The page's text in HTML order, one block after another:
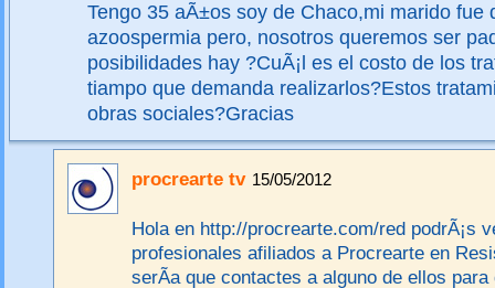
Tengo 35 aÃ±os soy de Chaco,mi marido fue
azoospermia pero, nosotros queremos ser
posibilidades hay ?CuÃ¡l es el costo de los
tiampo que demanda realizarlos?Estos
obras sociales?Gracias
procrearte tv 15/05/2012
Hola en http://procrearte.com/red podrÃ¡s
profesionales afiliados a Procrearte en
serÃ­a que contactes a alguno de ellos para